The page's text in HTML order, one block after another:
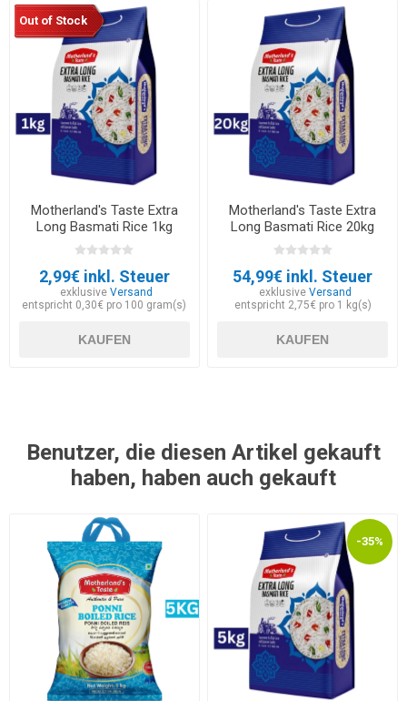
Out of Stock
Motherland's Taste Extra
Long Basmati Rice 1kg
2,99€ inkl. Steuer
exklusiveVersand
entspricht 0,30€ pro 100 gram(s)
KAUFEN
Motherland's Taste Extra
Long Basmati Rice 20kg
54,99€ inkl. Steuer
exklusive Versand
entspricht 2,75€ pro 1 kg(s)
KAUFEN
Benutzer, die diesen Artikel gekauft
haben, haben auch gekauft
-35%